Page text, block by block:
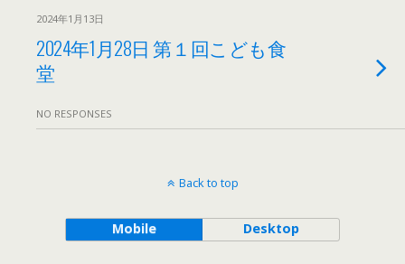
2024年1月13日
2024年1月28日 第１回こども食
堂
NO RESPONSES
Back to top
Mobile Desktop